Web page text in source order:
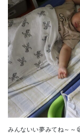
みんないい夢みてね～～